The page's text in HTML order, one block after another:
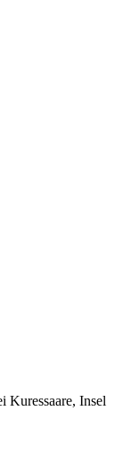
Kuressaare, Insel